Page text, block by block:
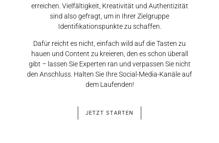
erreichen. Vielfältigkeit, Kreativität und Authentizität
sind also gefragt, um in Ihrer Zielgruppe
Identifikationspunkte zu schaffen.
Dafür reicht es nicht, einfach wild auf die Tasten zu
hauen und Content zu kreieren, den es schon überall
gibt – lassen Sie Experten ran und verpassen Sie nicht
den Anschluss. Halten Sie Ihre Social-Media-Kanäle auf
dem Laufenden!
JETZT STARTEN